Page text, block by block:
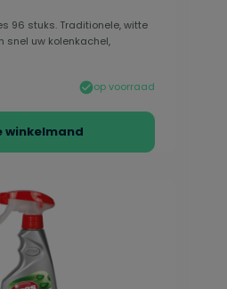
96 stuks. Traditionele, witte
snel uw kolenkachel,
op voorraad
winkelmand